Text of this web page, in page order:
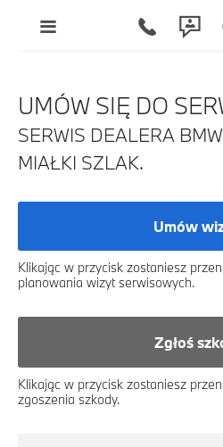
UMÓW SIĘ DO
SERWIS DEALERA
MIAŁKI SZLAK.
Umów
Klikając w przycisk zostaniesz
planowania wizyt serwisowych.
Zgłoś
Klikając w przycisk zostaniesz
zgoszenia szkody.